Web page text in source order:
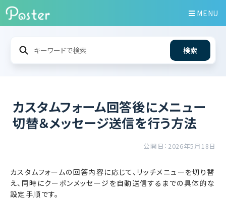
MENU
検索
カスタムフォーム回答後にメニュー
切替＆メッセージ送信を行う方法
公開日：2026年5月18日
カスタムフォームの回答内容に応じて、リッチメニューを切り替
え、同時にクーポンメッセージを自動送信するまでの具体的な
設定手順です。